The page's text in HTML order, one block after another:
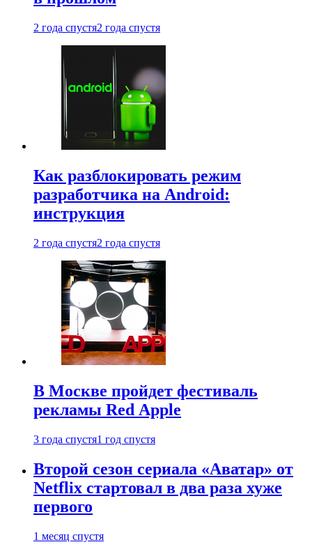
2 года спустя2 года спустя
Как разблокировать режим
разработчика на Android:
инструкция
2 года спустя2 года спустя
В Москве пройдет фестиваль
рекламы Red Apple
3 года спустя1 год спустя
Второй сезон сериала «Аватар» от
Netflix стартовал в два раза хуже
первого
1 месяц спустя